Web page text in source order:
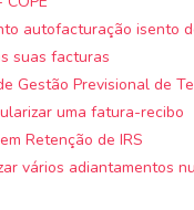
autofacturação isento
suas facturas
Gestão Previsional de
uma fatura-recibo
Retenção de IRS
vários adiantamentos